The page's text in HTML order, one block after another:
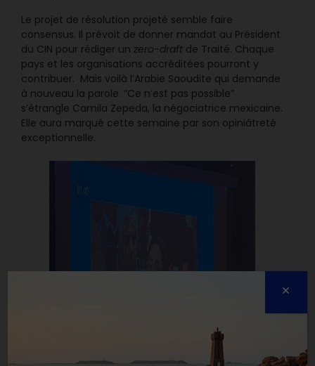
Le projet de résolution projeté semble faire
consensus. Il prévoit de donner mandat au Président
du CIN pour rédiger un zero-draft de Traité. Chaque
pays et les organisations accréditées pourront y
contribuer. Mais voilà l’Arabie Saoudite qui demande
à nouveau la parole. “Ce n’est pas possible”
s’étrangle Camila Zepeda, la négociatrice mexicaine.
Elle aura marqué cette semaine par son opiniâtreté
exceptionnelle.